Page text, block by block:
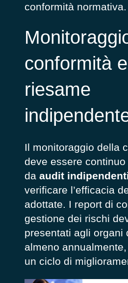
conformità normativa.
conformità e
riesame
Il monitoraggio della
deve essere
da audit
verificare l’efficacia
adottate. I report di
gestione dei rischi
presentati agli organi
almeno
un ciclo di